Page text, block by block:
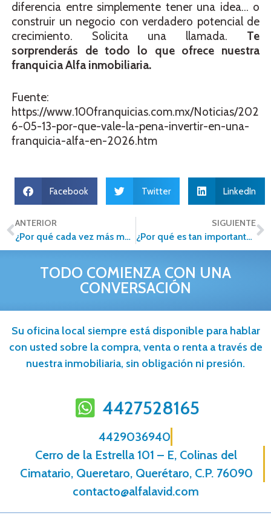
diferencia entre simplemente tener una idea… o
construir un negocio con verdadero potencial de
crecimiento. Solicita una llamada. Te
sorprenderás de todo lo que ofrece nuestra
franquicia Alfa inmobiliaria.
Fuente:
https://www.100franquicias.com.mx/Noticias/202
6-05-13-por-que-vale-la-pena-invertir-en-una-
franquicia-alfa-en-2026.htm
Facebook Twitter LinkedIn
ANTERIOR
¿Por qué cada vez más mexicanos buscan vivienda fuera del centro de las grandes ciudades?
SIGUIENTE
¿Por qué es tan importante valuar correctamente una propiedad antes de venderla?
TODO COMIENZA CON UNA
CONVERSACIÓN
Su oficina local siempre está disponible para hablar
con usted sobre la compra, venta o renta a través de
nuestra inmobiliaria, sin obligación ni presión.
4427528165
4429036940
Cerro de la Estrella 101 – E, Colinas del
Cimatario, Queretaro, Querétaro, C.P. 76090
contacto@alfalavid.com